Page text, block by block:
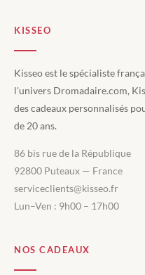
KISSEO
Kisseo est le spécialiste
l'univers Dromadaire.com,
des cadeaux personnalisés
de 20 ans.
86 bis rue de la République
92800 Puteaux — France
serviceclients@kisseo.fr
Lun–Ven : 9h00 – 17h00
NOS CADEAUX